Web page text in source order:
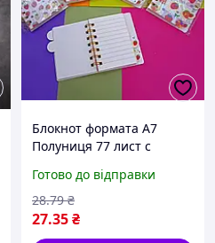
Блокнот формата А7
Полуниця 77 лист с
Готово до відправки
27.35₴
28.79 ₴